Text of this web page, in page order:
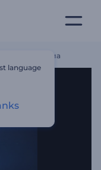
Голограмма
language